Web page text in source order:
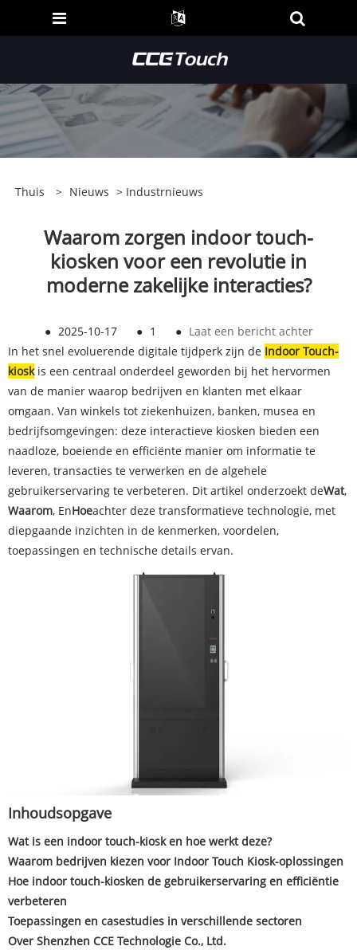
Thuis > Nieuws > Industrnieuws
Waarom zorgen indoor touch-
kiosken voor een revolutie in
moderne zakelijke interacties?
● 2025-10-17 ● 1 ● Laat een bericht achter
In het snel evoluerende digitale tijdperk zijn de Indoor Touch-
kiosk is een centraal onderdeel geworden bij het hervormen
van de manier waarop bedrijven en klanten met elkaar
omgaan. Van winkels tot ziekenhuizen, banken, musea en
bedrijfsomgevingen: deze interactieve kiosken bieden een
naadloze, boeiende en efficiënte manier om informatie te
leveren, transacties te verwerken en de algehele
gebruikerservaring te verbeteren. Dit artikel onderzoekt deWat,
Waarom, EnHoeachter deze transformatieve technologie, met
diepgaande inzichten in de kenmerken, voordelen,
toepassingen en technische details ervan.
Inhoudsopgave
Wat is een indoor touch-kiosk en hoe werkt deze?
Waarom bedrijven kiezen voor Indoor Touch Kiosk-oplossingen
Hoe indoor touch-kiosken de gebruikerservaring en efficiëntie
verbeteren
Toepassingen en casestudies in verschillende sectoren
Over Shenzhen CCE Technologie Co., Ltd.